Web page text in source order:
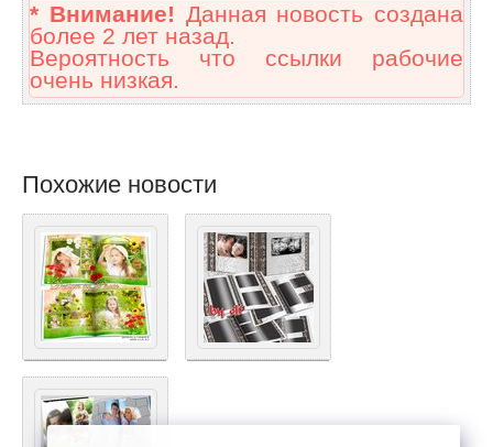
* Внимание! Данная новость создана
более 2 лет назад.
Вероятность что ссылки рабочие
очень низкая.
Похожие новости